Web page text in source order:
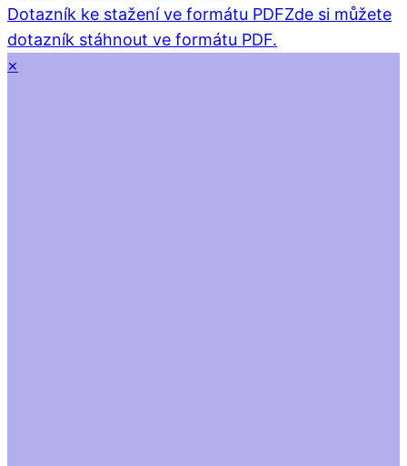
Dotazník ke stažení ve formátu PDFZde si můžete
dotazník stáhnout ve formátu PDF.
×